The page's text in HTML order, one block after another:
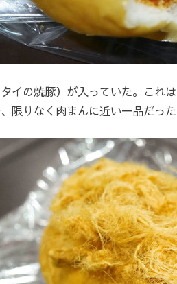
の焼豚）が入っていた。これ
限りなく肉まんに近い一品だった